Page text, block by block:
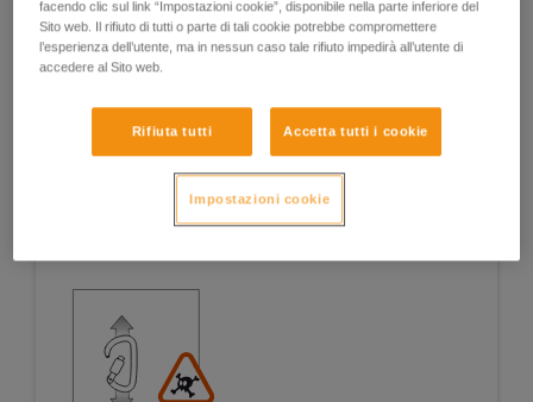
Esempi di situazioni a rischio sul campo
1. APERTURA DELLA LEVA, LAVORO CON LEVA
facendo clic sul link “Impostazioni cookie”, disponibile nella parte inferiore del
Sito web. Il rifiuto di tutti o parte di tali cookie potrebbe compromettere
l’esperienza dell’utente, ma in nessun caso tale rifiuto impedirà all’utente di
accedere al Sito web.
Rifiuta tutti Accetta tutti i cookie
Impostazioni cookie